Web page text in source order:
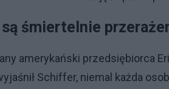
śmiertelnie
amerykański przedsiębiorca
Schiffer, niemal każda